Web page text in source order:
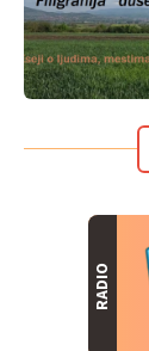
RADIO